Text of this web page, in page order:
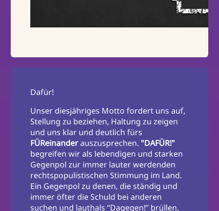
Dafür!
Unser diesjähriges Motto fordert uns auf,
Stellung zu beziehen, Haltung zu zeigen
und uns klar und deutlich fürs
FÜReinanderauszusprechen. "DAFÜR!"
begreifen wir als lebendigen und starken
Gegenpol zur immer lauter werdenden
rechtspopulistischen Stimmung im Land.
Ein Gegenpol zu denen, die ständig und
immer öfter die Schuld bei anderen
suchen und lauthals “Dagegen!” brüllen,